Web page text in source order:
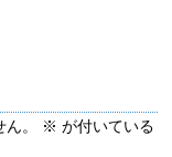
。 ※ が付いている